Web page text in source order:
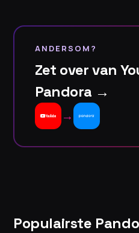
ANDERSOM?
Zet over van
Pandora →
→
Populairste